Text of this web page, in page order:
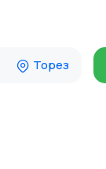
Торез